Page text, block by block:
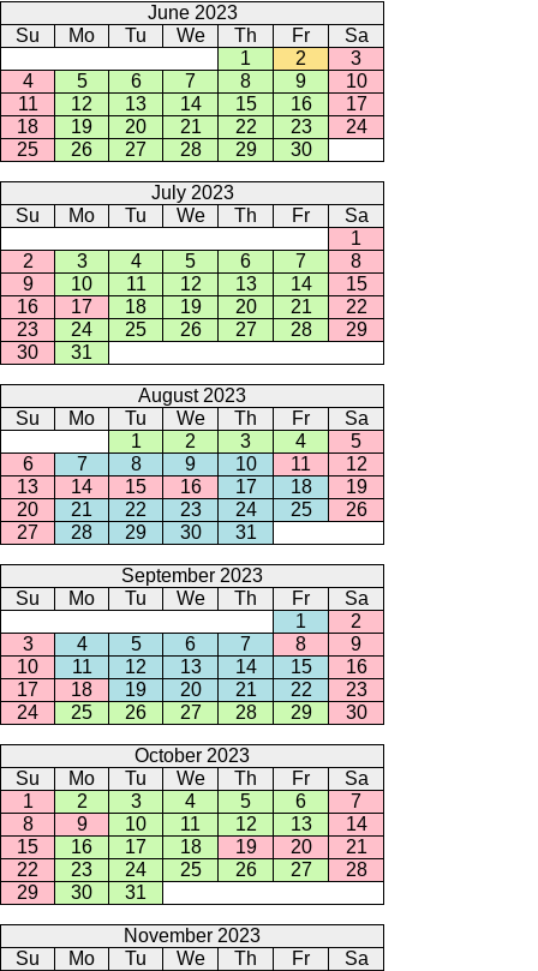
June 2023
Su
Mo Tu We Th Fr
Sa
1
2
3
4
5 6 7 8 9
10
11
12 13 14 15 16
17
18
19 20 21 22 23
24
25
26 27 28 29 30
July 2023
Su
Mo Tu We Th Fr
Sa
1
2
3 4 5 6 7
8
9
10 11 12 13 14
15
16
17 18 19 20 21
22
23
24 25 26 27 28
29
30
31
August 2023
Su
Mo Tu We Th Fr
Sa
1
2 3 4
5
6
7 8 9 10 11
12
13
14 15 16 17 18
19
20
21 22 23 24 25
26
27
28 29 30 31
September 2023
Su
Mo Tu We Th Fr
Sa
1
2
3
4 5 6 7 8
9
10
11 12 13 14 15
16
17
18 19 20 21 22
23
24
25 26 27 28 29 30
October 2023
Su
Mo Tu We Th Fr
Sa
1
2 3 4 5 6
7
8
9 10 11 12 13
14
15
16 17 18 19 20
21
22
23 24 25 26 27
28
29
30 31
November 2023
Su
Mo Tu We Th Fr
Sa